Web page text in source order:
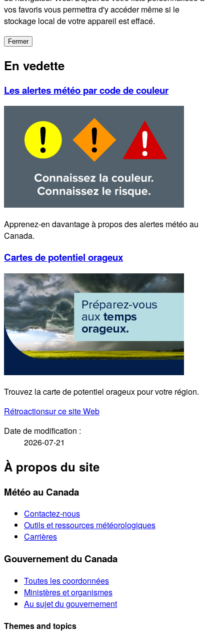
vos favoris vous permettra d'y accéder même si le
stockage local de votre appareil est effacé.
Fermer
En vedette
Les alertes météo par code de couleur
Apprenez-en davantage à propos des alertes météo au
Canada.
Cartes de potentiel orageux
Trouvez la carte de potentiel orageux pour votre région.
Rétroactionsur ce site Web
Date de modification :
2026-07-21
À propos du site
Météo au Canada
Contactez-nous
Outils et ressources météorologiques
Carrières
Gouvernement du Canada
Toutes les coordonnées
Ministères et organismes
Au sujet du gouvernement
Themes and topics